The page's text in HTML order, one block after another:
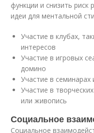
функции и снизить риск
идеи для ментальной
Участие в клубах,
интересов
Участие в игровых
домино
Участие в
Участие в
или живопись
Социальное
Социальное